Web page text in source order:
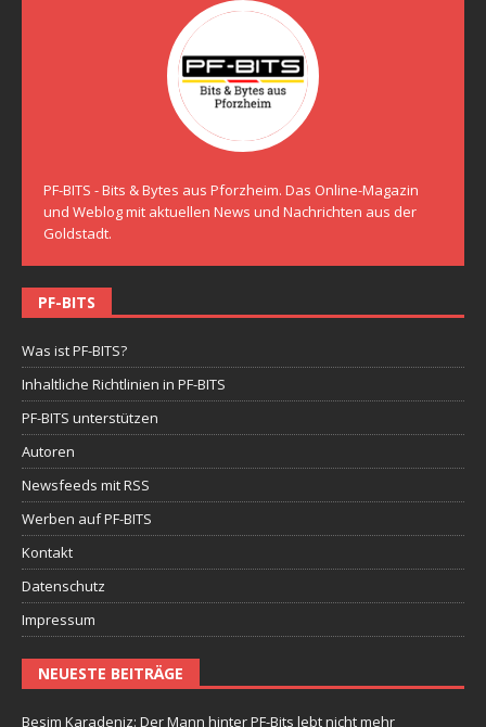
PF-BITS - Bits & Bytes aus Pforzheim. Das Online-Magazin
und Weblog mit aktuellen News und Nachrichten aus der
Goldstadt.
PF-BITS
Was ist PF-BITS?
Inhaltliche Richtlinien in PF-BITS
PF-BITS unterstützen
Autoren
Newsfeeds mit RSS
Werben auf PF-BITS
Kontakt
Datenschutz
Impressum
NEUESTE BEITRÄGE
Besim Karadeniz: Der Mann hinter PF-Bits lebt nicht mehr